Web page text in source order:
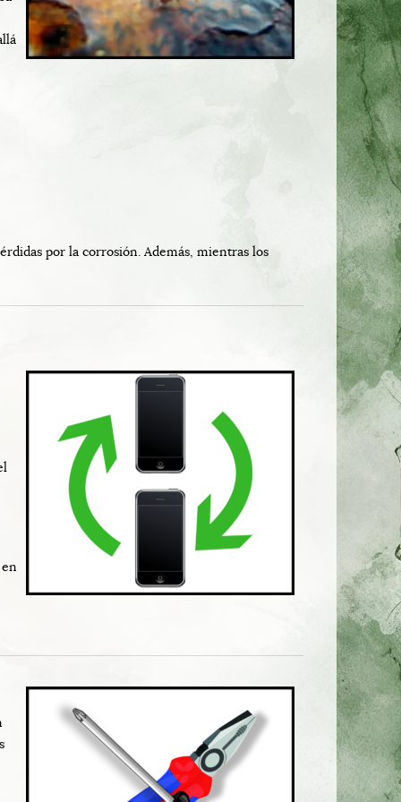
por la corrosión. Además, mientras los